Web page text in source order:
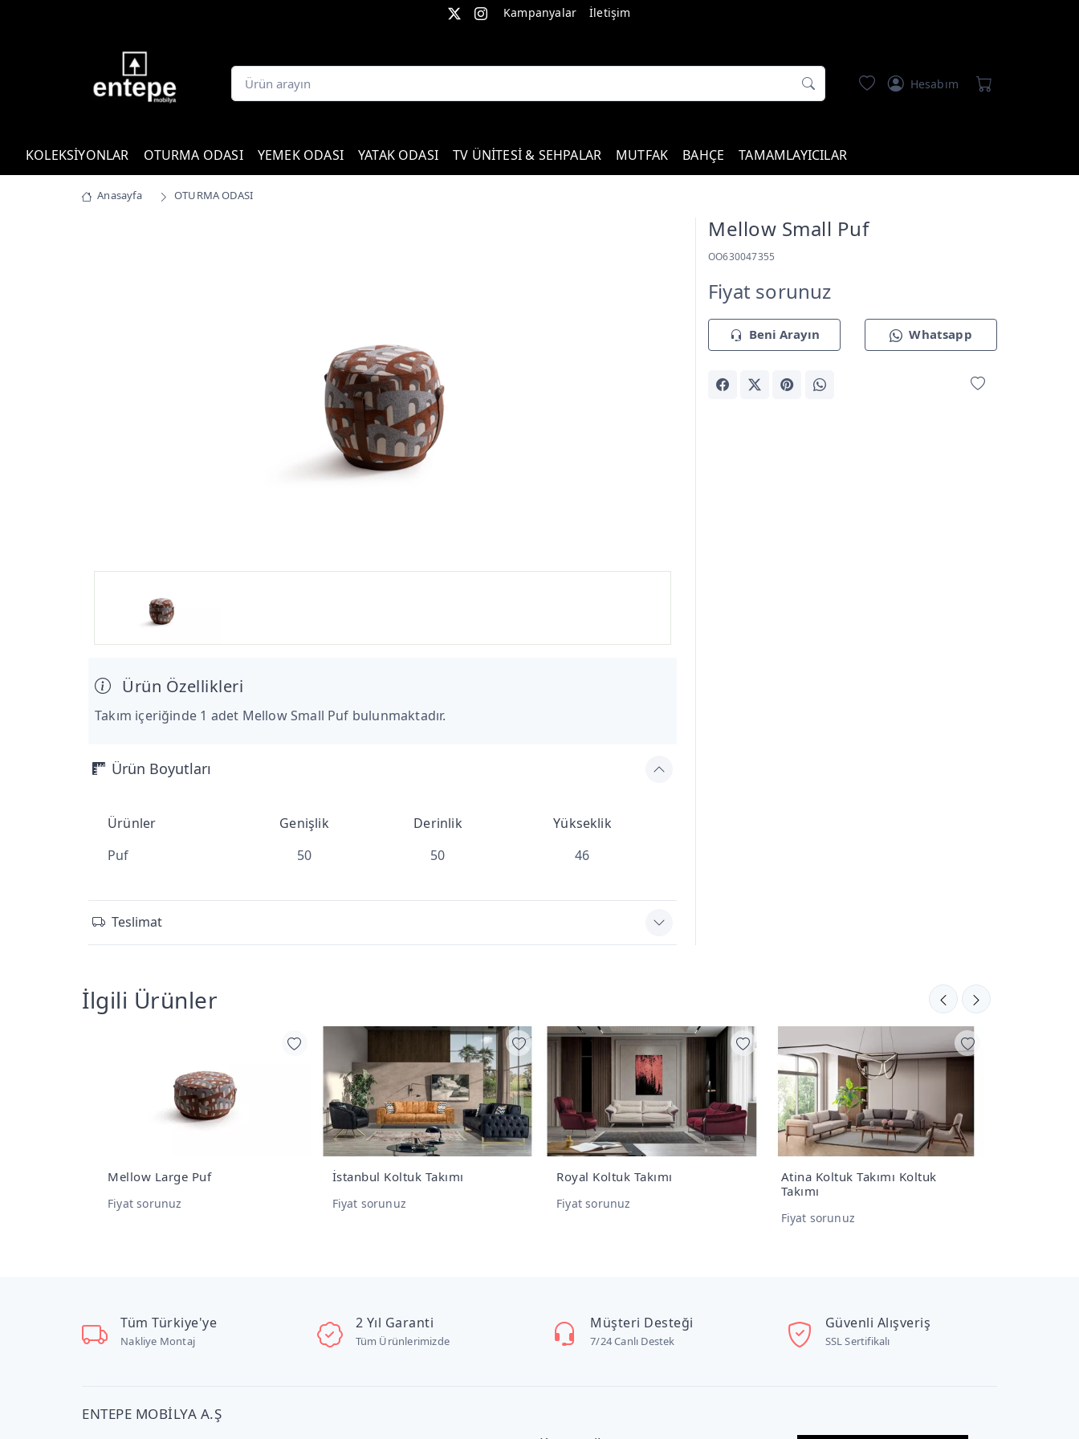
Kampanyalar İletişim
Hesabım
KOLEKSİYONLAR OTURMA ODASI YEMEK ODASI YATAK ODASI TV ÜNİTESİ & SEHPALAR MUTFAK BAHÇE TAMAMLAYICILAR
Anasayfa OTURMA ODASI
Mellow Small Puf
OO630047355
Fiyat sorunuz
Beni Arayın Whatsapp
Ürün Özellikleri
Takım içeriğinde 1 adet Mellow Small Puf bulunmaktadır.
Ürün Boyutları
Ürünler Genişlik Derinlik
Yükseklik
Puf
50 50 46
Teslimat
İlgili Ürünler
Mellow Large Puf
Fiyat sorunuz
İstanbul Koltuk Takımı
Fiyat sorunuz
Royal Koltuk Takımı
Fiyat sorunuz
Atina Koltuk Takımı Koltuk
Takımı
Fiyat sorunuz
Tüm Türkiye'ye
Nakliye Montaj
2 Yıl Garanti
Tüm Ürünlerimizde
Müşteri Desteği
7/24 Canlı Destek
Güvenli Alışveriş
SSL Sertifikalı
ENTEPE MOBİLYA A.Ş